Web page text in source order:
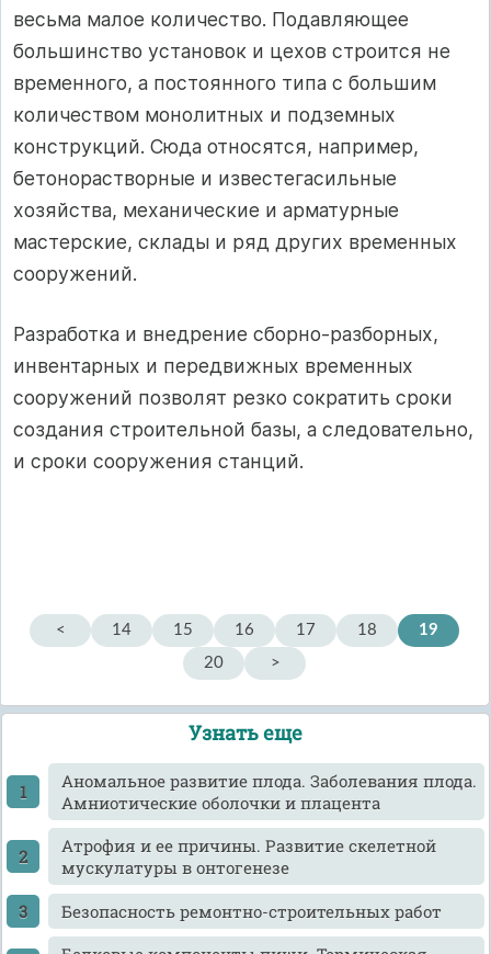
весьма малое количество. Подавляющее
большинство установок и цехов строится не
временного, а постоянного типа с большим
количеством монолитных и подземных
конструкций. Сюда относятся, например,
бетонорастворные и известегасильные
хозяйства, механические и арматурные
мастерские, склады и ряд других временных
сооружений.
Разработка и внедрение сборно-разборных,
инвентарных и передвижных временных
сооружений позволят резко сократить сроки
создания строительной базы, а следовательно,
и сроки сооружения станций.
< 14 15 16 17 18
19
20
>
Узнать еще
Аномальное развитие плода. Заболевания плода.
Амниотические оболочки и плацента
Атрофия и ее причины. Развитие скелетной
мускулатуры в онтогенезе
Безопасность ремонтно-строительных работ